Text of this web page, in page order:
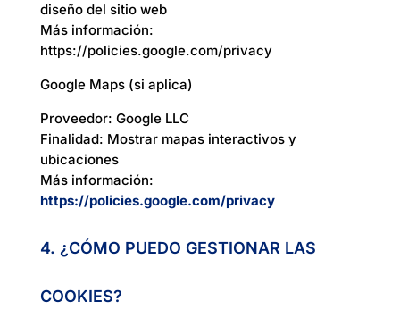
diseño del sitio web
Más información:
https://policies.google.com/privacy
Google Maps (si aplica)
Proveedor: Google LLC
Finalidad: Mostrar mapas interactivos y
ubicaciones
Más información:
https://policies.google.com/privacy
4. ¿CÓMO PUEDO GESTIONAR LAS
COOKIES?